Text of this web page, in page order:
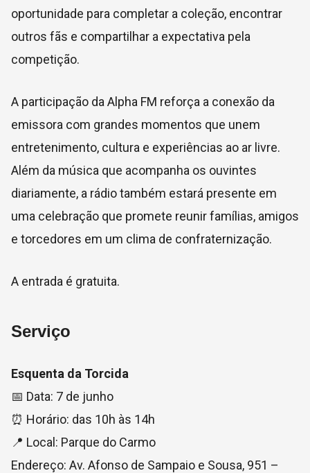
oportunidade para completar a coleção, encontrar
outros fãs e compartilhar a expectativa pela
competição.
A participação da Alpha FM reforça a conexão da
emissora com grandes momentos que unem
entretenimento, cultura e experiências ao ar livre.
Além da música que acompanha os ouvintes
diariamente, a rádio também estará presente em
uma celebração que promete reunir famílias, amigos
e torcedores em um clima de confraternização.
A entrada é gratuita.
Serviço
Esquenta da Torcida
📅 Data: 7 de junho
⏰ Horário: das 10h às 14h
📍 Local: Parque do Carmo
Endereço: Av. Afonso de Sampaio e Sousa, 951 –